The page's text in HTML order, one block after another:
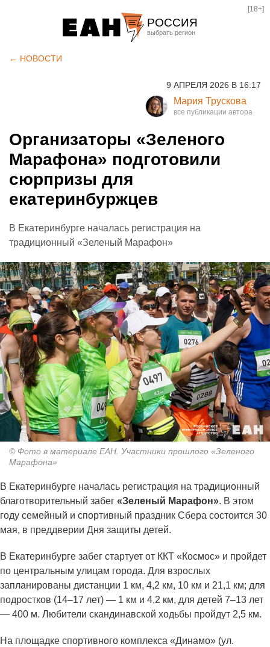
РОССИЯ
Курган
Оренбург
[18+]
← НОВОСТИ
9 АПРЕЛЯ 2026 В 16:17
Мария Трускова
Организаторы «Зеленого
Марафона» подготовили
сюрпризы для
екатеринбуржцев
В Екатеринбурге началась регистрация на
традиционный «Зеленый Марафон»
© Фото в материале ЕАН. Участники прошлого «Зеленого
Марафона»
В Екатеринбурге началась регистрация на традиционный
благотворительный забег «Зеленый Марафон». В этом
году семейный и спортивный праздник Сбера состоится 30
мая, в преддверии Дня защиты детей.
В Екатеринбурге забег стартует от ККТ «Космос» и пройдет
по центральным улицам города. Для взрослых
запланированы дистанции 1 км, 4,2 км, 10 км и 21,1 км; для
подростков (14–17 лет) — 1 км и 4,2 км, для детей 7–13 лет
— 400 м. Любители скандинавской ходьбы пройдут 2,5 км.
На площадке спортивного комплекса «Динамо» (ул.